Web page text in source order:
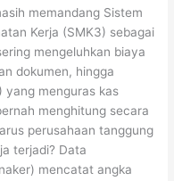
memandang Sistem
Kerja (SMK3) sebagai
mengeluhkan biaya
dokumen, hingga
yang menguras kas
menghitung secara
perusahaan tanggung
terjadi? Data
mencatat angka